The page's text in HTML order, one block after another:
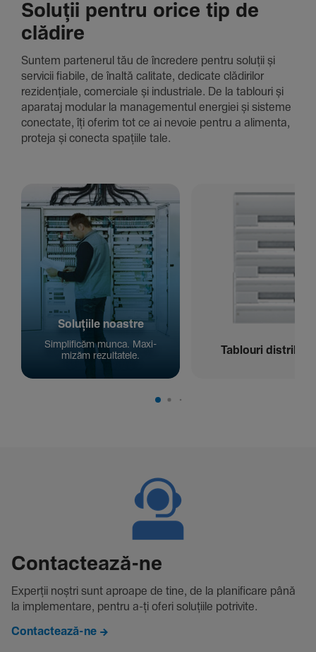
Soluții pentru orice tip de
clădire
Suntem parte­nerul tău de încre­dere pentru soluții și
servicii fiabile, de înaltă cali­tate, dedi­cate clădi­rilor
rezi­den­țiale, comer­ciale și indus­triale. De la tablouri și
aparataj modular la managementul energiei și sisteme
conec­tate, îți oferim tot ce ai nevoie pentru a alimenta,
proteja și conecta spațiile tale.
Solu­țiile noastre
Simpli­ficăm munca. Maxi­
mizăm rezul­ta­tele.
Tablouri
Contac­tează-ne
Experții noștri sunt aproape de tine, de la plani­fi­care până
la imple­men­tare, pentru a-ți oferi solu­țiile potri­vite.
Contactează-ne